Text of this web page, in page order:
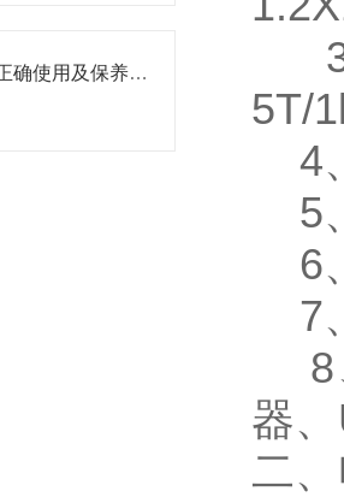
水产防水秤的正确使用及保养方法
3
5T/
4
5
6
7
8
器
二